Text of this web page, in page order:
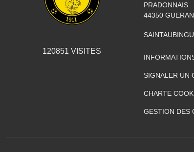
120851 VISITES
PRADONNAIS
44350
SIGNALER UN
CHARTE
GESTION DES